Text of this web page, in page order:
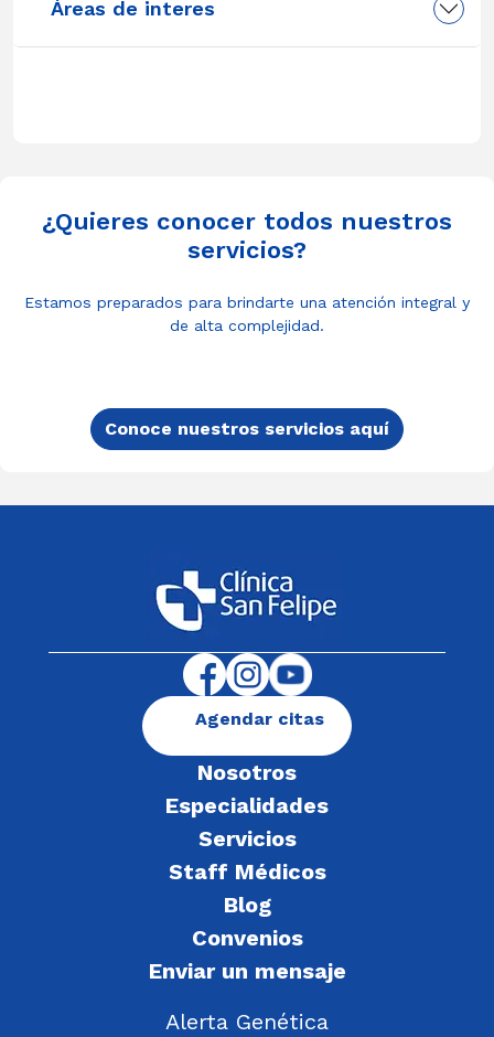
Áreas de interes
¿Quieres conocer todos nuestros
servicios?
Estamos preparados para brindarte una atención integral y
de alta complejidad.
Conoce nuestros servicios aquí
Nosotros
Especialidades
Servicios
Staff Médicos
Blog
Convenios
Enviar un mensaje
Alerta Genética
Agendar citas